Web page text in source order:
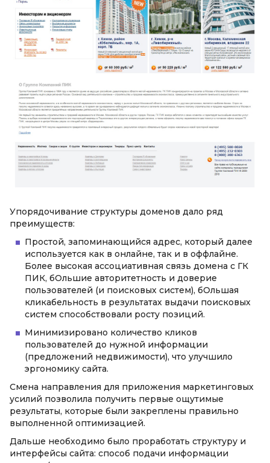
Упорядочивание структуры доменов дало ряд
преимуществ:
Простой, запоминающийся адрес, который далее
используется как в онлайне, так и в оффлайне.
Более высокая ассоциативная связь домена с ГК
ПИК, бОльшие авторитетность и доверие
пользователей (и поисковых систем), бОльшая
кликабельность в результатах выдачи поисковых
систем способствовали росту позиций.
Минимизировано количество кликов
пользователей до нужной информации
(предложений недвижимости), что улучшило
эргономику сайта.
Смена направления для приложения маркетинговых
усилий позволила получить первые ощутимые
результаты, которые были закреплены правильно
выполненной оптимизацией.
Дальше необходимо было проработать структуру и
интерфейсы сайта: способ подачи информации